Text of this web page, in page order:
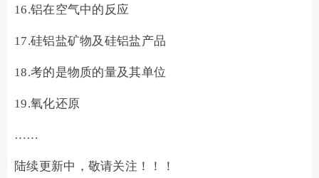
16.铝在空气中的反应
17.硅铝盐矿物及硅铝盐产品
18.考的是物质的量及其单位
19.氧化还原
……
陆续更新中，敬请关注！！！